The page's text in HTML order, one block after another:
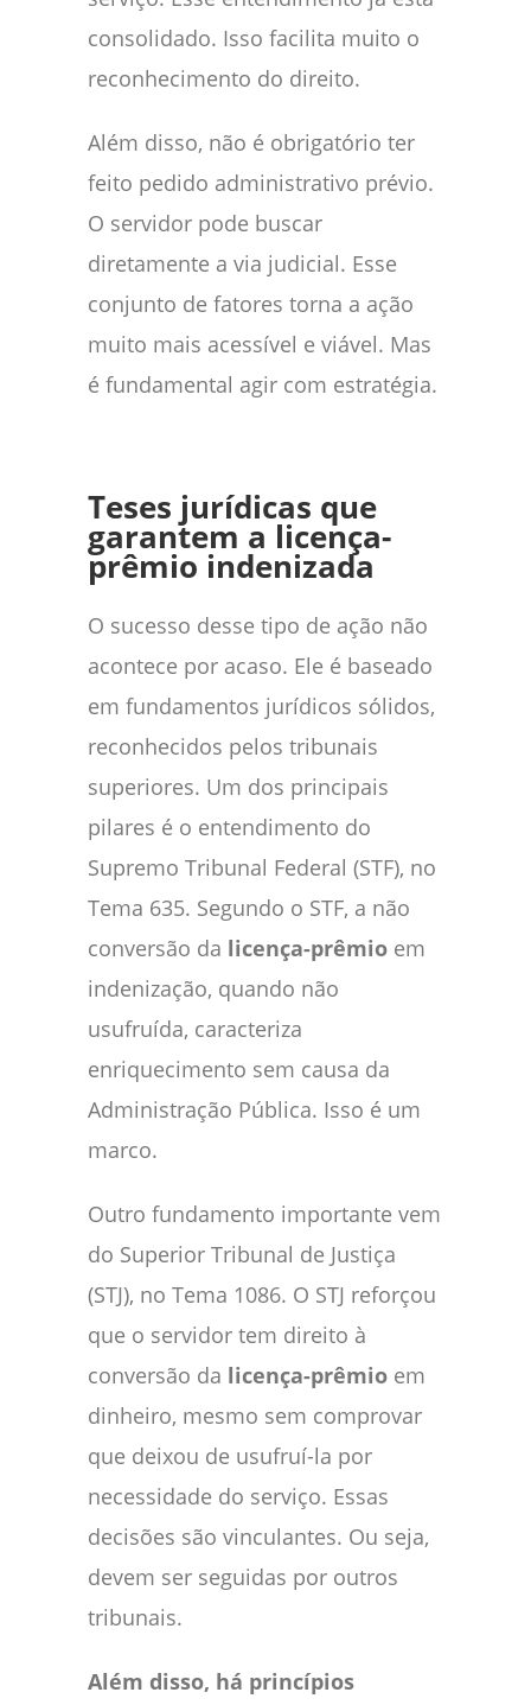
consolidado. Isso facilita muito o
reconhecimento do direito.
Além disso, não é obrigatório ter
feito pedido administrativo prévio.
O servidor pode buscar
diretamente a via judicial. Esse
conjunto de fatores torna a ação
muito mais acessível e viável. Mas
é fundamental agir com estratégia.
Teses jurídicas que
garantem a licença-
prêmio indenizada
O sucesso desse tipo de ação não
acontece por acaso. Ele é baseado
em fundamentos jurídicos sólidos,
reconhecidos pelos tribunais
superiores. Um dos principais
pilares é o entendimento do
Supremo Tribunal Federal (STF), no
Tema 635. Segundo o STF, a não
conversão da licença-prêmio em
indenização, quando não
usufruída, caracteriza
enriquecimento sem causa da
Administração Pública. Isso é um
marco.
Outro fundamento importante vem
do Superior Tribunal de Justiça
(STJ), no Tema 1086. O STJ reforçou
que o servidor tem direito à
conversão da licença-prêmio em
dinheiro, mesmo sem comprovar
que deixou de usufruí-la por
necessidade do serviço. Essas
decisões são vinculantes. Ou seja,
devem ser seguidas por outros
tribunais.
Além disso, há princípios